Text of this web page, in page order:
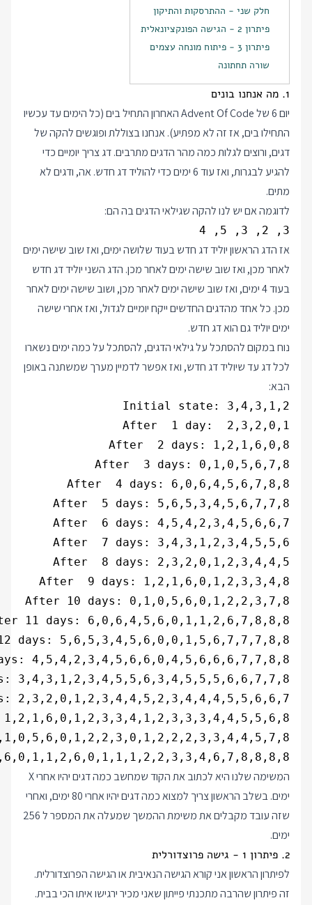
חלק שני - ההתרסקות והתיקון
פיתרון 2 - הגישה הפונקציונאלית
פיתרון 3 - פיתוח מונחה עצמים
שורה תחתונה
1. מה אנחנו בונים
יום 6 של Advent Of Code האחרון התחיל בים (כל הימים עד עכשיו
התחילו בים, אז זה לא מפתיע). אנחנו בצוללת ופוגשים להקה של
דגים, ורוצים לגלות כמה מהר הדגים מתרבים. דג צריך יומיים כדי
להגיע לבגרות, ואז עוד 6 ימים כדי להוליד דג חדש. אה, ודגים לא
מתים.
לדוגמה אם יש לנו להקה שגילאי הדגים בה הם:
3, 2, 3, 5, 4
אז הדג הראשון יוליד דג חדש בעוד שלושה ימים, ואז שוב שישה ימים
לאחר מכן, ואז שוב שישה ימים לאחר מכן. הדג השני יוליד דג חדש
בעוד 4 ימים, ואז שוב שישה ימים לאחר מכן, ושוב שישה ימים לאחר
מכן. כל אחד מהדגים החדשים ייקח יומיים לגדול, ואז אחרי שישה
ימים יוליד גם הוא דג חדש.
נוח במקום להסתכל על גילאי הדגים, להסתכל על כמה ימים נשארו
לכל דג עד שיוליד דג חדש, ואז אפשר לדמיין מערך שמשתנה באופן
הבא:
המשימה שלנו היא לכתוב את הקוד שמחשב כמה דגים יהיו אחרי X
ימים. בשלב הראשון צריך למצוא כמה דגים יהיו אחרי 80 ימים, ואחרי
שזה עובד מקבלים את משימת ההמשך שמעלה את המספר ל 256
ימים.
2. פיתרון 1 - גישה פרוצדורלית
לפיתרון הראשון אני קורא הגישה הנאיבית או הגישה הפרוצדורלית.
זה פיתרון שהרבה מתכנתי פייתון שאני מכיר ירגישו איתו הכי בבית.